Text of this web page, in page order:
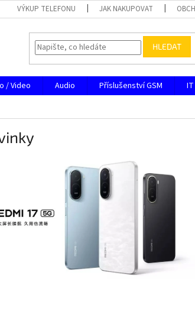
VÝKUP TELEFONU JAK NAKUPOVAT
HLEDAT
/ Video Audio Příslušenství GSM